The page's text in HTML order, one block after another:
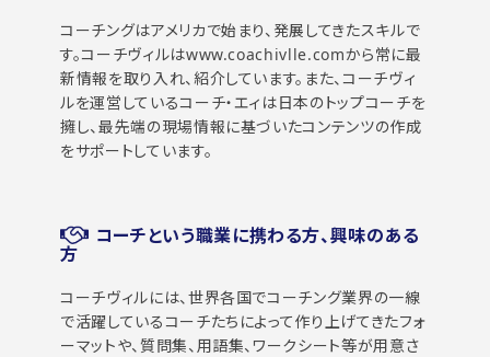
コーチングはアメリカで始まり、発展してきたスキルで
す。コーチヴィルはwww.coachivlle.comから常に最
新情報を取り入れ、紹介しています。また、コーチヴィ
ルを運営しているコーチ・エィは日本のトップコーチを
擁し、最先端の現場情報に基づいたコンテンツの作成
をサポートしています。
コーチという職業に携わる方、興味のある
方
コーチヴィルには、世界各国でコーチング業界の一線
で活躍しているコーチたちによって作り上げてきたフォ
ーマットや、質問集、用語集、ワークシート等が用意さ